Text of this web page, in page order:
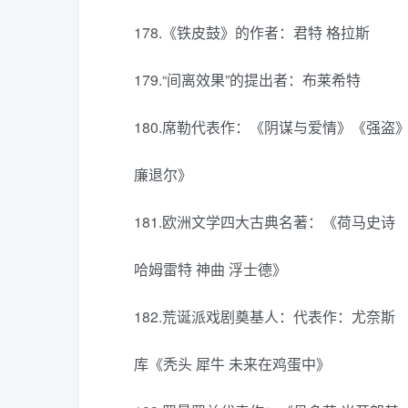
178.《铁皮鼓》的作者：君特 格拉斯
179.“间离效果”的提出者：布莱希特
180.席勒代表作：《阴谋与爱情》《强盗
廉退尔》
181.欧洲文学四大古典名著：《荷马史诗
哈姆雷特 神曲 浮士德》
182.荒诞派戏剧奠基人：代表作：尤奈斯
库《秃头 犀牛 未来在鸡蛋中》